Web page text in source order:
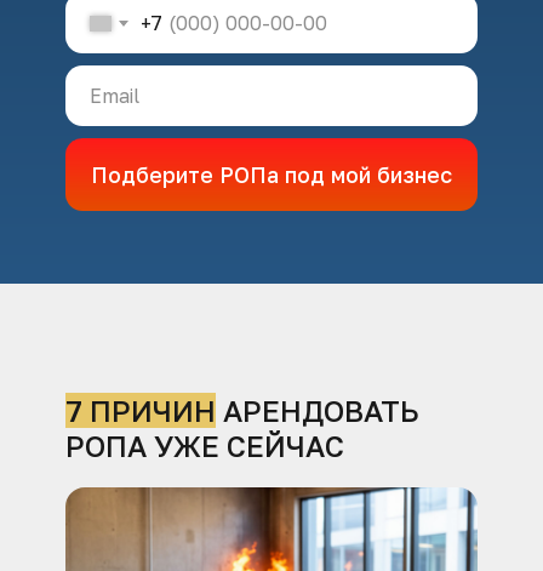
+7
Подберите РОПа под мой бизнес
7 ПРИЧИН АРЕНДОВАТЬ
РОПА УЖЕ СЕЙЧАС